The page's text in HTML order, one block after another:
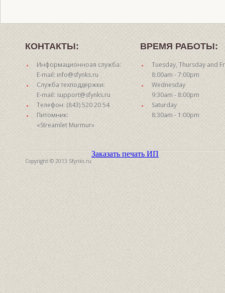
КОНТАКТЫ:
Информационноая служба:
E-mail: info@sfynks.ru
Служба техподдержки:
E-mail: support@sfynks.ru
Телефон: (843) 520 20 54
Питомник:
«Streamlet Murmur»
ВРЕМЯ РАБОТЫ:
Tuesday, Thursday and
8:00am - 7:00pm
Wednesday
9:30am - 8:00pm
Saturday
8:30am - 1:00pm
Copyright © 2013 Sfynks.ru
Заказать печать ИП